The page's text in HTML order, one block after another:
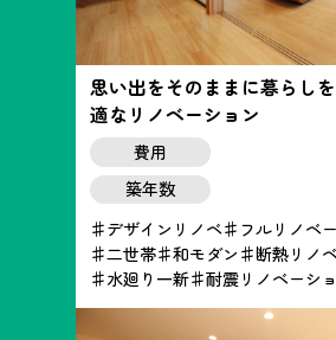
思い出をそのままに暮らし
適なリノベーション
費用
築年数
デザインリノベ
フルリノベ
二世帯
和モダン
断熱リノ
水廻り一新
耐震リノベーシ